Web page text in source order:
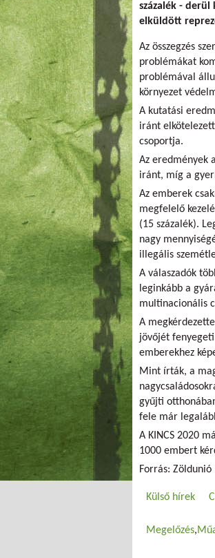
százalék - derül
elküldött
Az összegzés
problémákat
problémával
környezet
A kutatási
iránt
csoportja.
Az eredmények
iránt, míg a
Az emberek
megfelelő
(15 százalék).
nagy
illegális
A válaszadók
leginkább a
multinacionális
A
jövőjét
emberekhez
Mint írták, a
gyűjti
fele már
A KINCS 2020
1000 embert
Forrás: Zöldunió
Külső hírek
Megelőzés